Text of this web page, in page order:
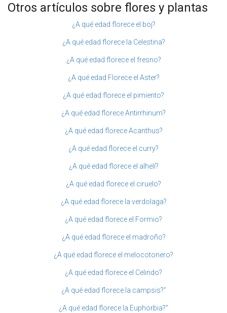
Otros artículos sobre flores y plantas
¿A qué edad florece el boj?
¿A qué edad florece la Celestina?
¿A qué edad florece el fresno?
¿A qué edad Florece el Aster?
¿A qué edad florece el pimiento?
¿A qué edad florece Antirrhinum?
¿A qué edad florece Acanthus?
¿A qué edad florece el curry?
¿A qué edad florece el alhelí?
¿A qué edad florece el ciruelo?
¿A qué edad florece la verdolaga?
¿A qué edad florece el Formio?
¿A qué edad florece el madroño?
¿A qué edad florece el melocotonero?
¿A qué edad florece el Celindo?
¿A qué edad florece la campsis?”
¿A qué edad florece la Euphorbia?”